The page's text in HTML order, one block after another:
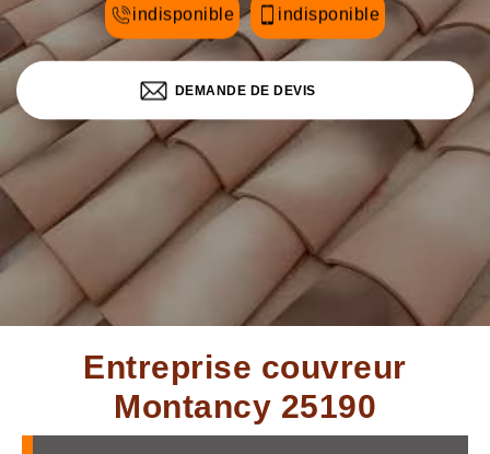
indisponible indisponible
DEMANDE DE DEVIS
Entreprise couvreur
Montancy 25190